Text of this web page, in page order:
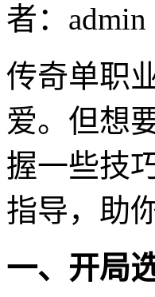
者：
传奇单职
爱。但想
握一些技
指导，助
一、开局